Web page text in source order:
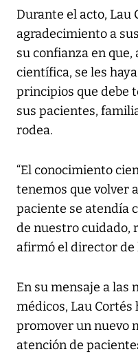
Durante el acto, Lau
agradecimiento a
su confianza en
científica, se les
principios que debe
sus pacientes,
rodea.
“El conocimiento
tenemos que volver
paciente se atendía
de nuestro cuidado,
afirmó el director de
En su mensaje a las
médicos, Lau
promover un nuevo
atención de